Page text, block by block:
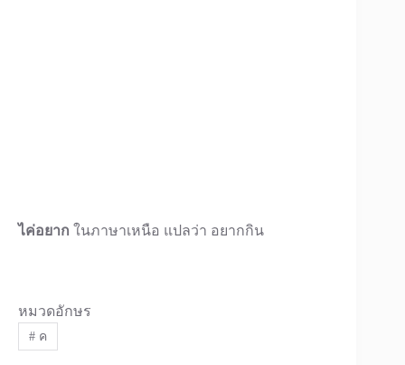
ไค่อยาก ในภาษาเหนือ แปลว่า อยากกิน
หมวดอักษร
#ค